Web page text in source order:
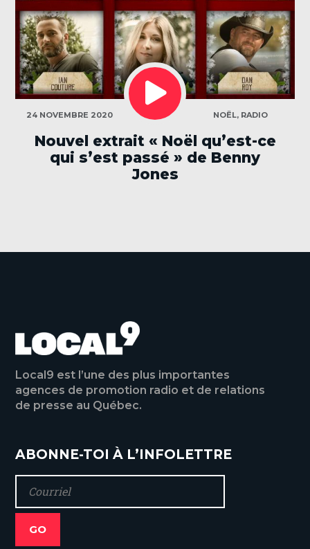
24 NOVEMBRE 2020
LECTEUR
AUDIO
CATÉGORIES
NOËL, RADIO
Nouvel extrait « Noël qu’est-ce
qui s’est passé » de Benny
Jones
Local9 est l’une des plus importantes
agences de promotion radio et de relations
de presse au Québec.
ABONNE-TOI À L’INFOLETTRE